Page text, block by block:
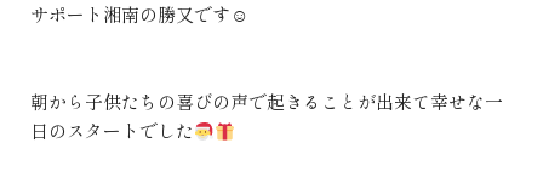
サポート湘南の勝又です☺
朝から子供たちの喜びの声で起きることが出来て幸せな一
日のスタートでした